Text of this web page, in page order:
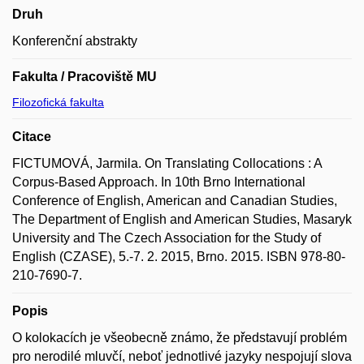
Druh
Konferenční abstrakty
Fakulta / Pracoviště MU
Filozofická fakulta
Citace
FICTUMOVÁ, Jarmila. On Translating Collocations : A
Corpus-Based Approach. In 10th Brno International
Conference of English, American and Canadian Studies,
The Department of English and American Studies, Masaryk
University and The Czech Association for the Study of
English (CZASE), 5.-7. 2. 2015, Brno. 2015. ISBN 978-80-
210-7690-7.
Popis
O kolokacích je všeobecně známo, že představují problém
pro nerodilé mluvčí, neboť jednotlivé jazyky nespojují slova